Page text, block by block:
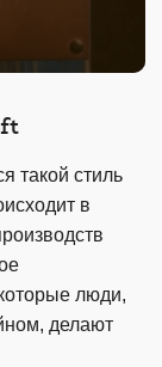
такой стиль
в
люди,
делают